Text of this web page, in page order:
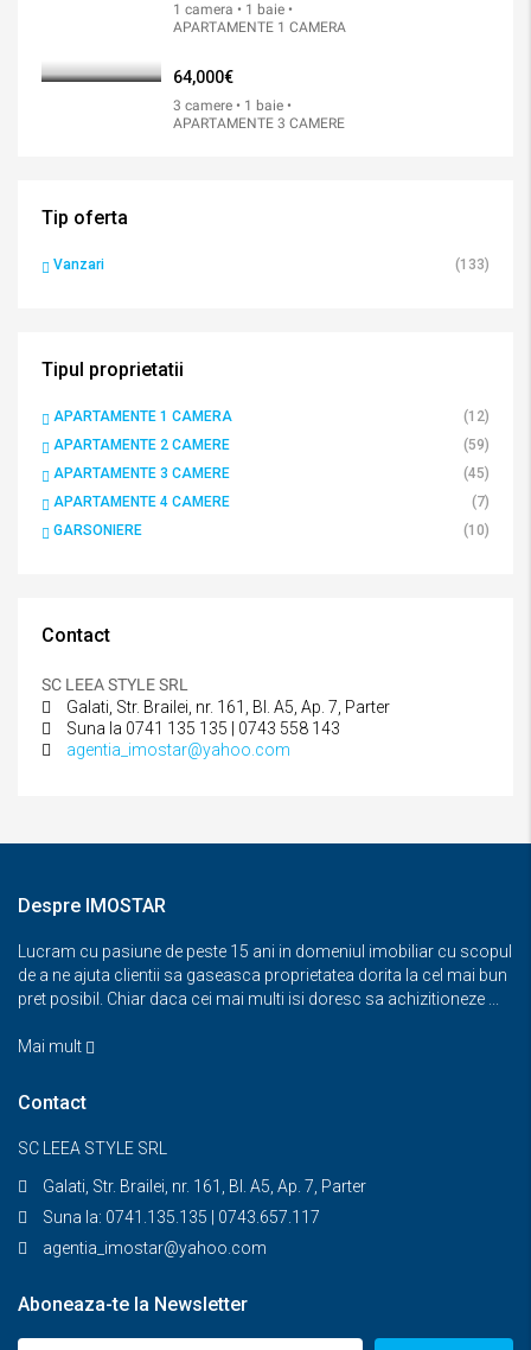
1 camera • 1 baie •
APARTAMENTE 1 CAMERA
64,000€
3 camere • 1 baie •
APARTAMENTE 3 CAMERE
Tip oferta
Vanzari (133)
Tipul proprietatii
APARTAMENTE 1 CAMERA
(12)
APARTAMENTE 2 CAMERE
(59)
APARTAMENTE 3 CAMERE
(45)
APARTAMENTE 4 CAMERE
(7)
GARSONIERE
(10)
Contact
SC LEEA STYLE SRL
Galati, Str. Brailei, nr. 161, Bl. A5, Ap. 7, Parter
Suna la 0741 135 135 | 0743 558 143
agentia_imostar@yahoo.com
Despre IMOSTAR
Lucram cu pasiune de peste 15 ani in domeniul imobiliar cu scopul
de a ne ajuta clientii sa gaseasca proprietatea dorita la cel mai bun
pret posibil. Chiar daca cei mai multi isi doresc sa achizitioneze ...
Mai mult
Contact
SC LEEA STYLE SRL
Galati, Str. Brailei, nr. 161, Bl. A5, Ap. 7, Parter
Suna la: 0741.135.135 | 0743.657.117
agentia_imostar@yahoo.com
Aboneaza-te la Newsletter